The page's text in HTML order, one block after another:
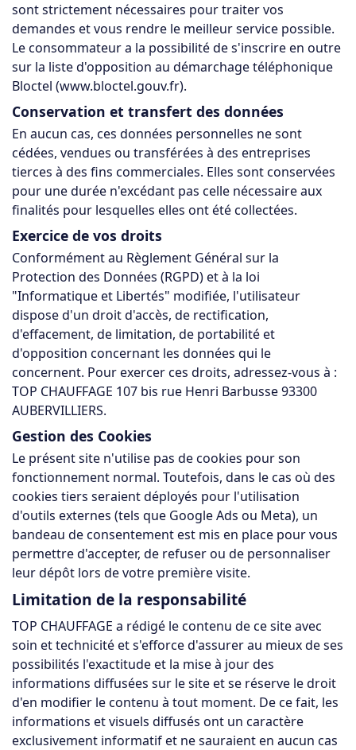
sont strictement nécessaires pour traiter vos
demandes et vous rendre le meilleur service possible.
Le consommateur a la possibilité de s'inscrire en outre
sur la liste d'opposition au démarchage téléphonique
Bloctel (www.bloctel.gouv.fr).
Conservation et transfert des données
En aucun cas, ces données personnelles ne sont
cédées, vendues ou transférées à des entreprises
tierces à des fins commerciales. Elles sont conservées
pour une durée n'excédant pas celle nécessaire aux
finalités pour lesquelles elles ont été collectées.
Exercice de vos droits
Conformément au Règlement Général sur la
Protection des Données (RGPD) et à la loi
"Informatique et Libertés" modifiée, l'utilisateur
dispose d'un droit d'accès, de rectification,
d'effacement, de limitation, de portabilité et
d'opposition concernant les données qui le
concernent. Pour exercer ces droits, adressez-vous à :
TOP CHAUFFAGE 107 bis rue Henri Barbusse 93300
AUBERVILLIERS.
Gestion des Cookies
Le présent site n'utilise pas de cookies pour son
fonctionnement normal. Toutefois, dans le cas où des
cookies tiers seraient déployés pour l'utilisation
d'outils externes (tels que Google Ads ou Meta), un
bandeau de consentement est mis en place pour vous
permettre d'accepter, de refuser ou de personnaliser
leur dépôt lors de votre première visite.
Limitation de la responsabilité
TOP CHAUFFAGE a rédigé le contenu de ce site avec
soin et technicité et s'efforce d'assurer au mieux de ses
possibilités l'exactitude et la mise à jour des
informations diffusées sur le site et se réserve le droit
d'en modifier le contenu à tout moment. De ce fait, les
informations et visuels diffusés ont un caractère
exclusivement informatif et ne sauraient en aucun cas